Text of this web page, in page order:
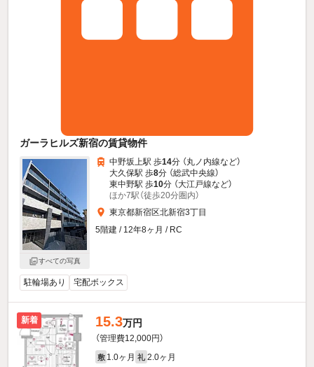
ガーラヒルズ新宿の賃貸物件
すべての写真
中野坂上駅 歩14分 （丸ノ内線など）
大久保駅 歩8分 （総武中央線）
東中野駅 歩10分 （大江戸線など）
ほか7駅（徒歩20分圏内）
東京都新宿区北新宿3丁目
5階建 / 12年8ヶ月 / RC
駐輪場あり 宅配ボックス
新着 15.3万円
（管理費12,000円）
敷 1.0ヶ月 礼 2.0ヶ月